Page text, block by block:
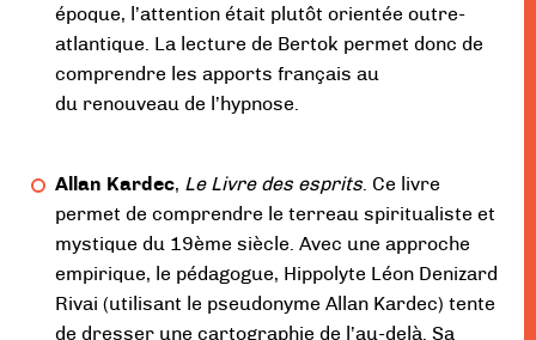
époque, l’attention était plutôt orientée outre-
atlantique. La lecture de Bertok permet donc de
comprendre les apports français au
du renouveau de l’hypnose.
Allan Kardec, Le Livre des esprits. Ce livre
permet de comprendre le terreau spiritualiste et
mystique du 19ème siècle. Avec une approche
empirique, le pédagogue, Hippolyte Léon Denizard
Rivai (utilisant le pseudonyme Allan Kardec) tente
de dresser une cartographie de l’au-delà. Sa